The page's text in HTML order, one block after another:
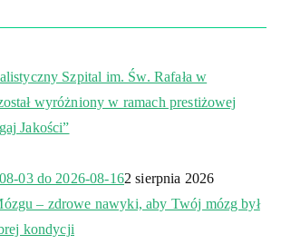
Szpital im. Św. Rafała w
wyróżniony w ramach prestiżowej
Jakości”
03 do 2026-08-162 sierpnia 2026
– zdrowe nawyki, aby Twój mózg był
kondycji